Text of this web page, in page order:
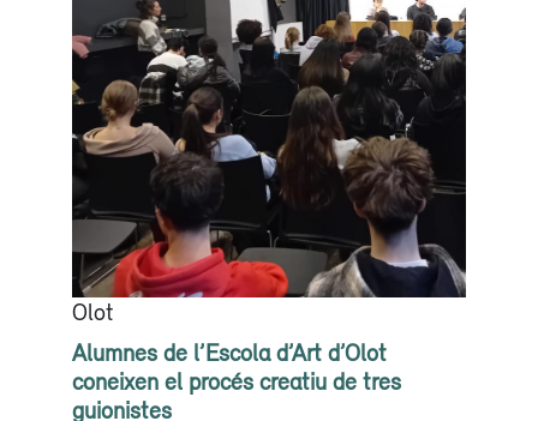
Olot
Alumnes de l’Escola d’Art d’Olot
coneixen el procés creatiu de tres
guionistes